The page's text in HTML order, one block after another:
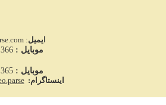
ایمیل: info@stereoparse.com
موبایل : 00989371251366
موبایل : 00989371251365
اینستاگرام: